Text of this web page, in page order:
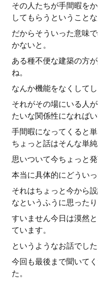
その人たちが手間暇を
してもらうということな
だからそういった意味
かないと。
ある種不便な建築の方
ね。
なんか機能をなくして
それがその場にいる人
たいな関係性になればい
手間暇になってくると
ちょっと話はそんな単
思いついて今ちょっと発
本当に具体的にどうい
それはちょっと今から
なというふうに思ったり
すいません今日は漠然
ています。
というようなお話でした
今回も最後まで聞いて
た。